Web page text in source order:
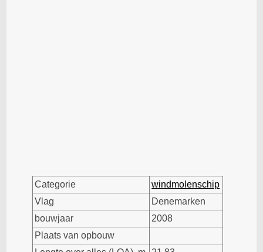
Categorie
windmolenschip
Vlag
Denemarken
bouwjaar
2008
Plaats van opbouw